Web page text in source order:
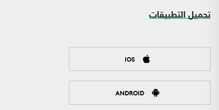
تحميل التطبيقات
IOS
ANDROID